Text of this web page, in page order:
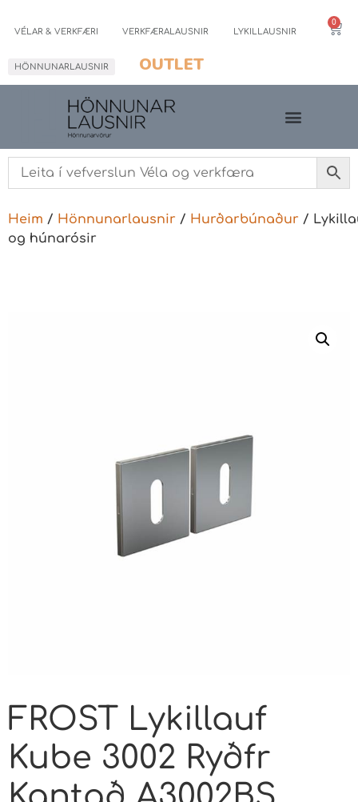
VÉLAR & VERKFÆRI VERKFÆRALAUSNIR LYKILLAUSNIR
HÖNNUNARLAUSNIR OUTLET
0
Heim / Hönnunarlausnir / Hurðarbúnaður /
og húnarósir
FROST Lykillauf
Kube 3002 Ryðfr